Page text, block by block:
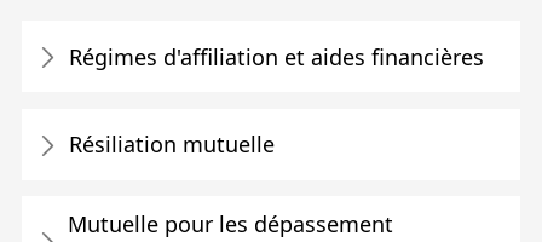
Régimes d'affiliation et aides financières
Résiliation mutuelle
Mutuelle pour les dépassement